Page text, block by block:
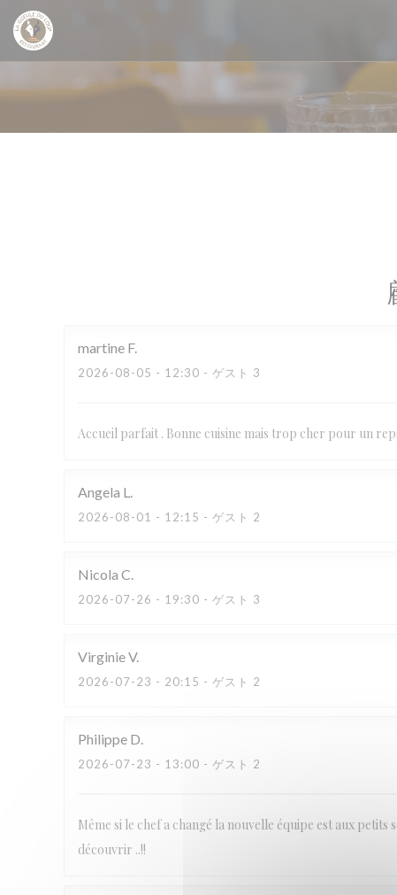
クッキー利用の管理について
martine F
2026-08-05 - 12:30 - ゲスト 3
Accueil parfait . Bonne cuisine mais trop cher pour un
Angela L
2026-08-01 - 12:15 - ゲスト 2
Nicola C
2026-07-26 - 19:30 - ゲスト 3
VirginieV
2026-07-23 - 20:15 - ゲスト 2
Philippe D
2026-07-23 - 13:00 - ゲスト 2
Même si le chef a changé la nouvelle équipe est aux
découvrir ..!!